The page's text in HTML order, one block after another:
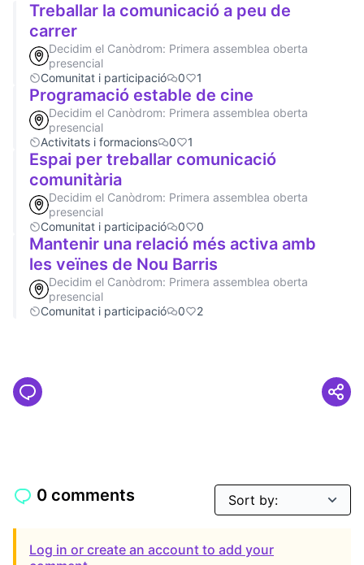
Treballar la comunicació a peu de
carrer
Decidim el Canòdrom: Primera assemblea oberta
presencial
Comunitat i participació
0 1
Programació estable de cine
Decidim el Canòdrom: Primera assemblea oberta
presencial
Activitats i formacions
0 1
Espai per treballar comunicació
comunitària
Decidim el Canòdrom: Primera assemblea oberta
presencial
Comunitat i participació
0 0
Mantenir una relació més activa amb
les veïnes de Nou Barris
Decidim el Canòdrom: Primera assemblea oberta
presencial
Comunitat i participació
0 2
0 comments
Log in or create an account to add your